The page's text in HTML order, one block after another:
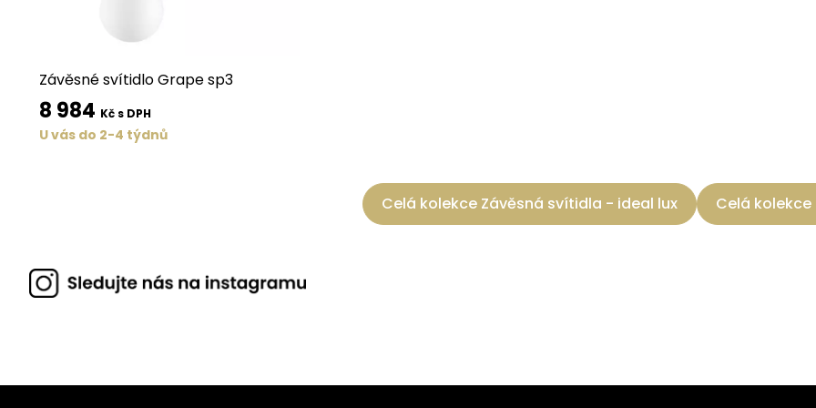
Závěsné svítidlo Grape sp3
8 984 Kč s DPH
U vás do 2-4 týdnů
Celá kolekce Závěsná svítidla - ideal lux Celá kolekce